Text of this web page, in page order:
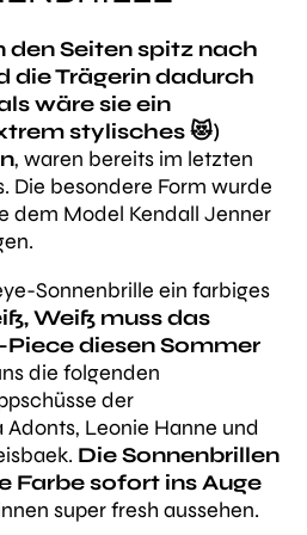
den Seiten spitz nach
die Trägerin dadurch
wäre sie ein
stylisches 😻)
, waren bereits im letzten
Die besondere Form wurde
dem Model Kendall Jenner
Sonnenbrille ein farbiges
Weiß muss das
diesen Sommer
die folgenden
der
Leonie Hanne und
Die Sonnenbrillen
Farbe sofort ins Auge
super fresh aussehen.